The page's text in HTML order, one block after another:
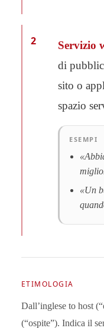
2 Servizio
di
sito o
spazio
ESEMPI
«Un
ETIMOLOGIA
Dall’inglese to host
(“ospite”). Indica il